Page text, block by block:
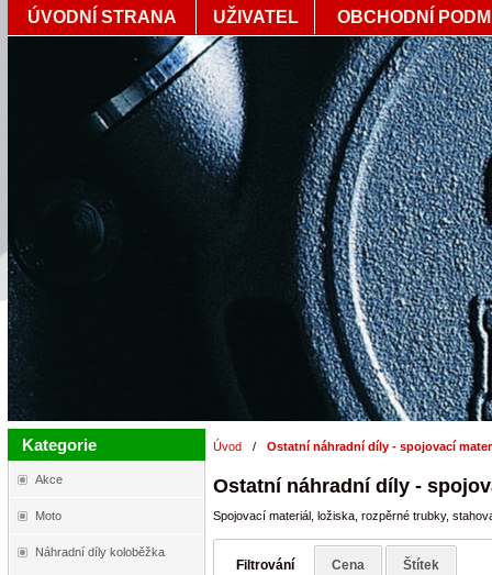
ÚVODNÍ STRANA UŽIVATEL OBCHODNÍ
Kategorie
Akce
Moto
Náhradní díly koloběžka
Úvod / Ostatní náhradní díly - spojovací
Ostatní náhradní díly -
Spojovací materiál, ložiska, rozpěrné trubky,
Filtrování Cena Štítek